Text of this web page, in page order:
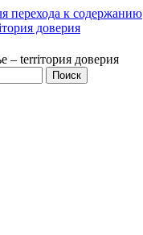
перехода к содержанию
доверия
– terriтория доверия